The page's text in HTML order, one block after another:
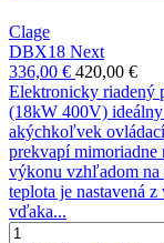
Clage
DBX18 Next
336,00 € 420,00 €
Elektronicky riadený
(18kW 400V)
akýchkoľvek
prekvapí mimoriadne
výkonu vzhľadom na
teplota je nastavená
vďaka...